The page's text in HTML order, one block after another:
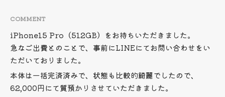
COMMENT
iPhone15 Pro（512GB）をお持ちいただきました。
急なご出費とのことで、事前にLINEにてお問い合わせをい
ただいておりました。
本体は一括完済済みで、状態も比較的綺麗でしたので、
62,000円にて質預かりさせていただきました。